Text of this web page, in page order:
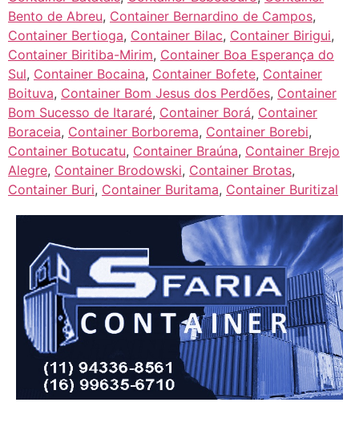
Bento de Abreu, Container Bernardino de Campos,
Container Bertioga, Container Bilac, Container Birigui,
Container Biritiba-Mirim, Container Boa Esperança do
Sul, Container Bocaina, Container Bofete, Container
Boituva, Container Bom Jesus dos Perdões, Container
Bom Sucesso de Itararé, Container Borá, Container
Boraceia, Container Borborema, Container Borebi,
Container Botucatu, Container Braúna, Container Brejo
Alegre, Container Brodowski, Container Brotas,
Container Buri, Container Buritama, Container Buritizal